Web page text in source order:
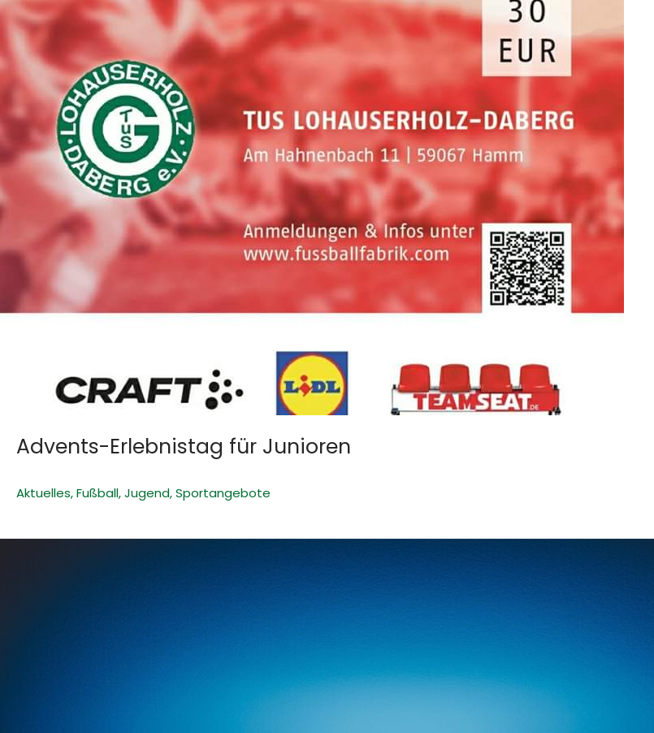
Advents-Erlebnistag für Junioren
Aktuelles,Fußball,Jugend,Sportangebote